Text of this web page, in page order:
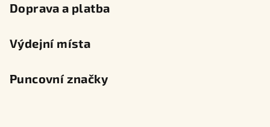
Doprava a platba
Výdejní místa
Puncovní značky